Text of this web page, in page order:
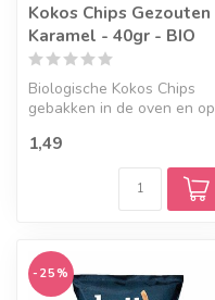
Kokos Chips Gezouten
Karamel - 40gr - BIO
Biologische Kokos Chips
gebakken in de oven en op
gezouten ka...
1,49
-25%